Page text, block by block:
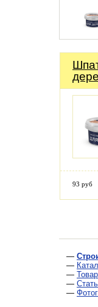
93 руб
—
—
—
—
—